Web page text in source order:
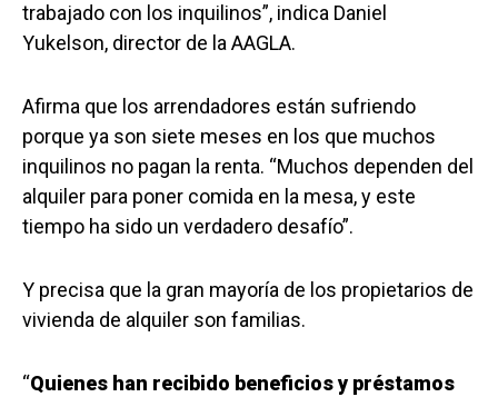
trabajado con los inquilinos”, indica Daniel
Yukelson, director de la AAGLA.
Afirma que los arrendadores están sufriendo
porque ya son siete meses en los que muchos
inquilinos no pagan la renta. “Muchos dependen del
alquiler para poner comida en la mesa, y este
tiempo ha sido un verdadero desafío”.
Y precisa que la gran mayoría de los propietarios de
vivienda de alquiler son familias.
“Quienes han recibido beneficios y préstamos